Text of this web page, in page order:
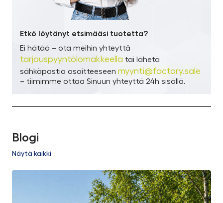
Etkö löytänyt etsimääsi tuotetta?
Ei hätää – ota meihin yhteyttä
tarjouspyyntölomakkeella tai lähetä
sähköpostia osoitteeseen myynti@factory.sale
– tiimimme ottaa Sinuun yhteyttä 24h sisällä.
Blogi
Näytä kaikki